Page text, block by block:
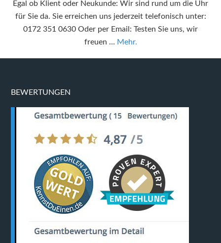
Egal ob Klient oder Neukunde: Wir sind rund um die Uhr
für Sie da. Sie erreichen uns jederzeit telefonisch unter:
0172 351 0630 Oder per Email: Testen Sie uns, wir
freuen … Mehr.
BEWERTUNGEN